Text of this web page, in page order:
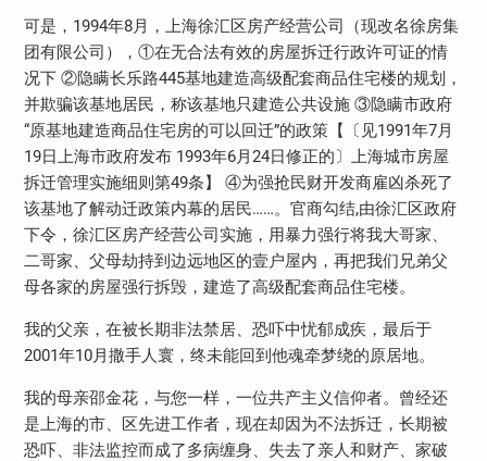
可是，1994年8月，上海徐汇区房产经营公司（现改名徐房集
团有限公司），①在无合法有效的房屋拆迁行政许可证的情
况下 ②隐瞒长乐路445基地建造高级配套商品住宅楼的规划，
并欺骗该基地居民，称该基地只建造公共设施 ③隐瞒市政府
“原基地建造商品住宅房的可以回迁”的政策【〔见1991年7月
19日上海市政府发布 1993年6月24日修正的〕上海城市房屋
拆迁管理实施细则第49条】 ④为强抢民财开发商雇凶杀死了
该基地了解动迁政策内幕的居民……。官商勾结,由徐汇区政府
下令，徐汇区房产经营公司实施，用暴力强行将我大哥家、
二哥家、父母劫持到边远地区的壹户屋内，再把我们兄弟父
母各家的房屋强行拆毁，建造了高级配套商品住宅楼。
我的父亲，在被长期非法禁居、恐吓中忧郁成疾，最后于
2001年10月撒手人寰，终未能回到他魂牵梦绕的原居地。
我的母亲邵金花，与您一样，一位共产主义信仰者。曾经还
是上海的市、区先进工作者，现在却因为不法拆迁，长期被
恐吓、非法监控而成了多病缠身、失去了亲人和财产、家破